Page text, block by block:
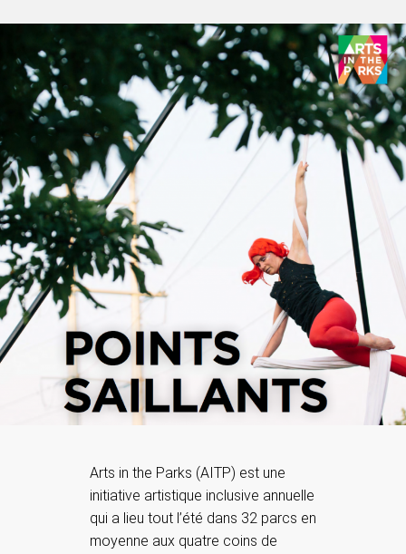
Arts in the Parks (AITP) est une
initiative artistique inclusive annuelle
qui a lieu tout l’été dans 32 parcs en
moyenne aux quatre coins de